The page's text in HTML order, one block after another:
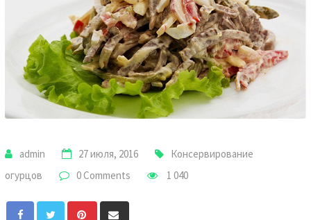
admin 27 июля, 2016
Консервирование
огурцов
0 Comments 1 040
Pinterest